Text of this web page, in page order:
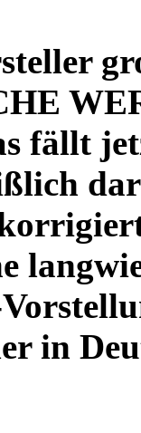
fällt
in